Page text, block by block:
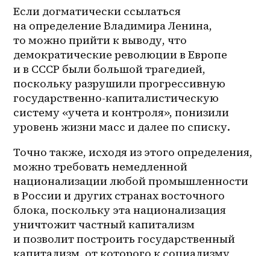
Если догматически ссылаться
на определение Владимира Ленина,
то можно прийти к выводу, что
демократические революции в Европе
и в СССР были большой трагедией,
поскольку разрушили прогрессивную
государственно-капиталистическую
систему «учета и контроля», понизили
уровень жизни масс и далее по списку.
Точно также, исходя из этого определения,
можно требовать немедленной
национализации любой промышленности
в России и других странах восточного
блока, поскольку эта национализация
уничтожит частный капитализм
и позволит построить государственный